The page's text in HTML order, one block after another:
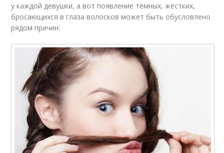
у каждой девушки, а вот появление тёмных, жёстких,
бросающихся в глаза волосков может быть обусловлено
рядом причин: